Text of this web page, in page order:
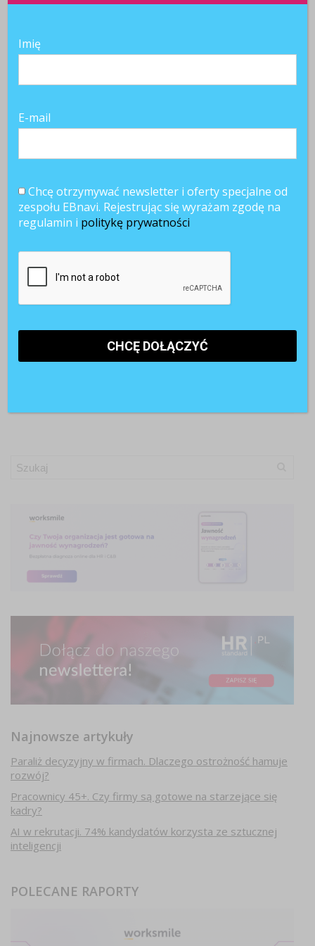
Najnowsze artykuły
Paraliż decyzyjny w firmach. Dlaczego ostrożność hamuje
rozwój?
Pracownicy 45+. Czy firmy są gotowe na starzejące się
kadry?
AI w rekrutacji. 74% kandydatów korzysta ze sztucznej
inteligencji
POLECANE RAPORTY
Imię
E-mail
Chcę otrzymywać newsletter i oferty specjalne od
zespołu EBnavi. Rejestrując się wyrażam zgodę na
regulamin i politykę prywatności